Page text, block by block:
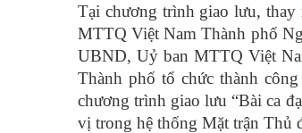
Tại chương trình giao lưu,
MTTQ Việt Nam Thành phố
UBND, Uỷ ban MTTQ Việt
Thành phố tổ chức thành
chương trình giao lưu “Bài ca
vị trong hệ thống Mặt trận Thủ